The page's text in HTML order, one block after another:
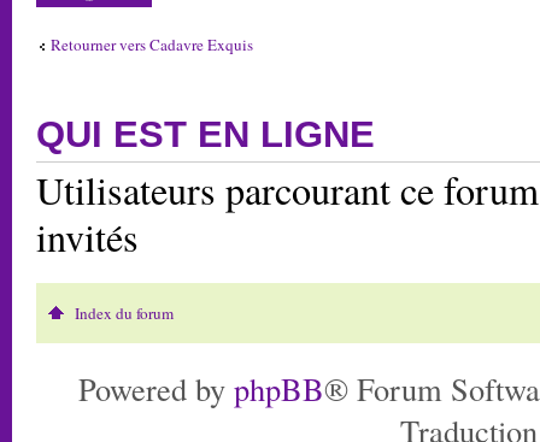
Retourner vers Cadavre Exquis
QUI EST EN LIGNE
Utilisateurs parcourant ce
invités
Index du forum
Powered by phpBB® Forum